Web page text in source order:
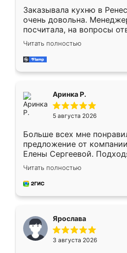
Заказывала кухню в
очень довольна.
посчитала, на вопросы
Замерщик приехал в
делу со всей
за день, ребята работали
Читать полностью
Аринка Р.
5 августа 2026
Больше всех мне
предложение от
Елены Сергеевой.
короткие сроки
для замера сотрудник
предложил по моему
Читать полностью
Ярослава
3 августа 2026